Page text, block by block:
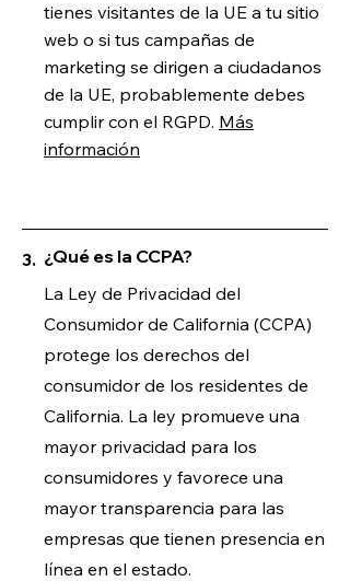
tienes visitantes de la UE a tu sitio
web o si tus campañas de
marketing se dirigen a ciudadanos
de la UE, probablemente debes
cumplir con el RGPD. Más
información
3. ¿Qué es la CCPA?
La Ley de Privacidad del
Consumidor de California (CCPA)
protege los derechos del
consumidor de los residentes de
California. La ley promueve una
mayor privacidad para los
consumidores y favorece una
mayor transparencia para las
empresas que tienen presencia en
línea en el estado.